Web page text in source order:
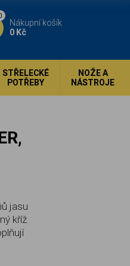
Nákupní košík
0 Kč
STŘELECKÉ
POTŘEBY
NOŽE A
NÁSTROJE
jasu
kříž